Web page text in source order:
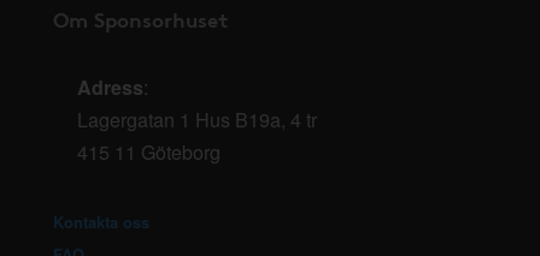
Om Sponsorhuset
Adress:
Lagergatan 1 Hus B19a, 4 tr
415 11 Göteborg
Kontakta oss